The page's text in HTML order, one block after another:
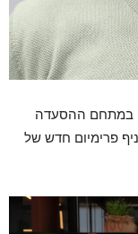
במתחם ההסעדה
סניף פרימיום חדש של